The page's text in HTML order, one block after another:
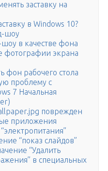
заставку на
в Windows 10?
шоу
шоу в качестве фона
фотографии экрана
фон рабочего стола
проблему с
7 Начальная
поврежден
приложения
“показ слайдов”
“Удалить
в специальных